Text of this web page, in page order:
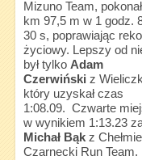
Mizuno Team, pokonał
km 97,5 m w 1 godz.
30 s, poprawiając
życiowy. Lepszy od
był tylko Adam
Czerwiński z
który uzyskał czas
1:08.09. Czwarte
w wynikiem 1:13.23
Michał Bąkz
Czarnecki Run Team.